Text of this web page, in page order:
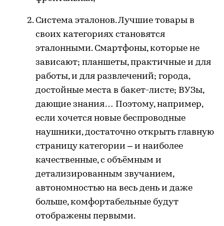
Система эталонов. Лучшие товары в
своих категориях становятся
эталонными. Смартфоны, которые не
зависают; планшеты, практичные и для
работы, и для развлечений; города,
достойные места в бакет-листе; ВУЗы,
дающие знания… Поэтому, например,
если хочется новые беспроводные
наушники, достаточно открыть главную
страницу категории – и наиболее
качественные, с объёмным и
детализированным звучанием,
автономностью на весь день и даже
больше, комфортабельные будут
отображены первыми.